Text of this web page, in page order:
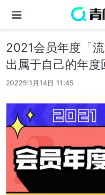
2021会员年度「
出属于自己的年度
2022年1月14日 11:45